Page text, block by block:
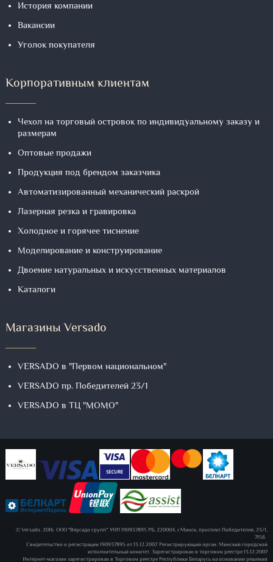
История компании
Вакансии
Уголок покупателя
Корпоративным клиентам
Чехол на торговый островок по индивидуальному заказу и
размерам
Оптовые продажи
Продукция под брендом заказчика
Автоматизированный механический раскрой
Лазерная резка и гравировка
Холодное и горячее тиснение
Моделирование и конструирование
Двоение натуральных и искусственных материалов
Каталоги
Магазины Versado
VERSADO в "Первом национальном"
VERSADO пр. Победителей 23/1
VERSADO в ТЦ "МОМО"
© Versado. 2016. ООО "Версадо групп". УНП 190937895 РБ, 220004, г.Минск, проспект Победителей, 23/1,
715б.
Свидетельство о регистрации 190937895 от 13.12.2007. Регистрирующий орган: Минский городской
исполнительный комитет. Зарегистрирован в торговом реестре 13.12.2007
Интернет-магазин зарегистрирован в Торговом реестре Республики Беларусь на основании решения